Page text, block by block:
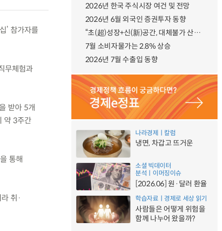
’ 참가자를
무체험과
받아 5개
약 3주간
통해
취·
2026년 한국 주식시장 여건 및 전망
2026년 6월 외국인 증권투자 동향
“초(超)성장+신(新)공간, 대체불가 산업강국”
7월 소비자물가는 2.8% 상승
2026년 7월 수출입 동향
나라경제ㅣ칼럼
냉면, 차갑고 뜨거운
소셜 빅데이터
분석ㅣ이머징이슈
[2026.06] 원·달러 환율
학습자료ㅣ경제로 세상 읽기
사람들은 어떻게 위험을
함께 나누어 왔을까?